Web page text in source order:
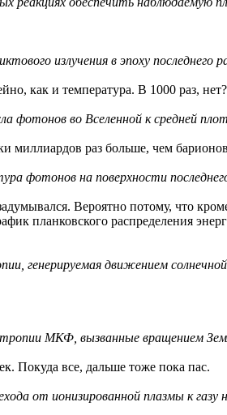
излучения в эпоху последнего
как и температура. В 1000 раз, нет?
фотонов во Вселенной к средней
миллиардов раз больше, чем
фотонов на поверхности
Вероятно потому, что
планковского распределения
генерируемая движением
МКФ, вызванные вращением
Покуда все, дальше тоже пока пас.
от ионизированной плазмы к